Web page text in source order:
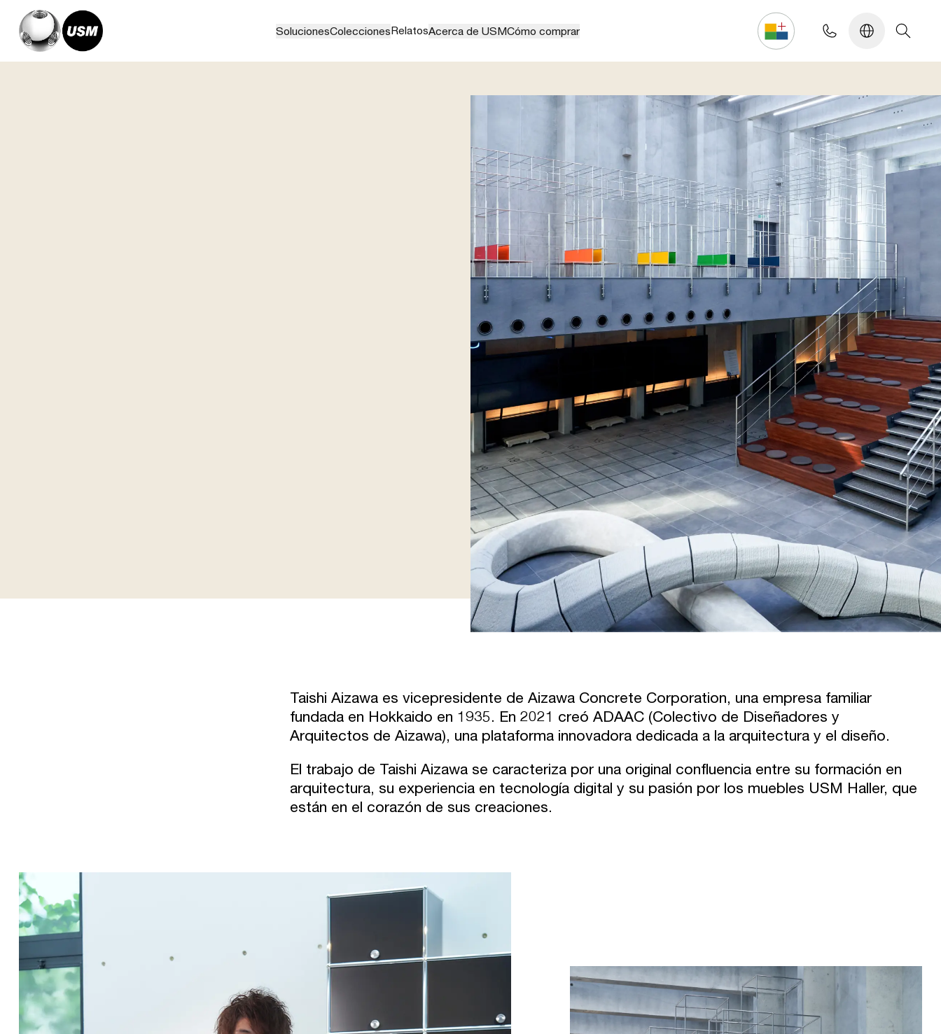
SolucionesColeccionesRelatosAcerca de USMCómo comprar Configurador
Taishi Aizawa es vicepresidente de Aizawa Concrete Corporation, una empresa familiar
fundada en Hokkaido en 1935. En 2021 creó ADAAC (Colectivo de Diseñadores y
Arquitectos de Aizawa), una plataforma innovadora dedicada a la arquitectura y el diseño.
El trabajo de Taishi Aizawa se caracteriza por una original confluencia entre su formación en
arquitectura, su experiencia en tecnología digital y su pasión por los muebles USM Haller, que
están en el corazón de sus creaciones.